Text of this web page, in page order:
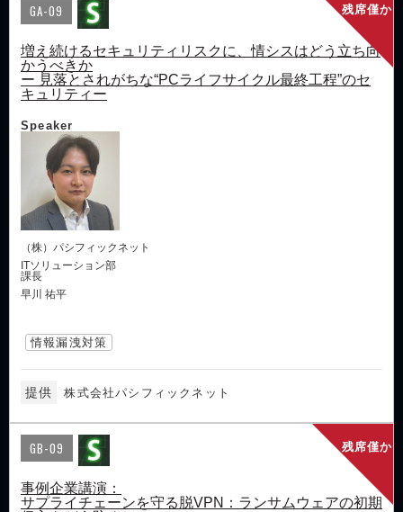
残席僅か
GA-09
増え続けるセキュリティリスクに、情シスはどう立ち向
かうべきか
ー 見落とされがちな“PCライフサイクル最終工程”のセ
キュリティー
Speaker
（株）パシフィックネット
ITソリューション部
課長
早川 祐平
情報漏洩対策
提供 株式会社パシフィックネット
残席僅か
GB-09
事例企業講演：
サプライチェーンを守る脱VPN：ランサムウェアの初期